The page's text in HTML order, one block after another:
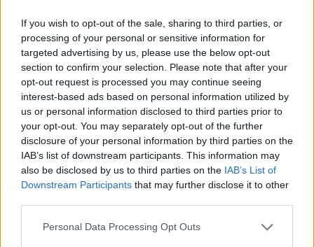
If you wish to opt-out of the sale, sharing to third parties, or
processing of your personal or sensitive information for
targeted advertising by us, please use the below opt-out
section to confirm your selection. Please note that after your
opt-out request is processed you may continue seeing
interest-based ads based on personal information utilized by
us or personal information disclosed to third parties prior to
your opt-out. You may separately opt-out of the further
disclosure of your personal information by third parties on the
IAB’s list of downstream participants. This information may
also be disclosed by us to third parties on the IAB’s List of
Downstream Participants that may further disclose it to other
Personal Data Processing Opt Outs
Μία μικρή αλλά αναγκαία ανάπαυλα για την